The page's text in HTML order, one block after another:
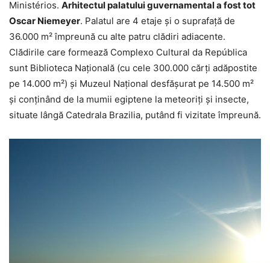
Ministérios. Arhitectul palatului guvernamental a fost tot
Oscar Niemeyer. Palatul are 4 etaje și o suprafață de
36.000 m² împreună cu alte patru clădiri adiacente.
Clădirile care formează Complexo Cultural da República
sunt Biblioteca Națională (cu cele 300.000 cărți adăpostite
pe 14.000 m²) și Muzeul Național desfășurat pe 14.500 m²
și conținând de la mumii egiptene la meteoriți și insecte,
situate lângă Catedrala Brazilia, putând fi vizitate împreună.